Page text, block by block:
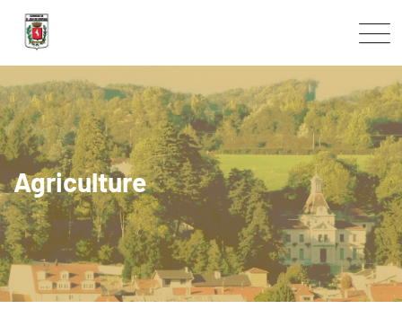
Agriculture